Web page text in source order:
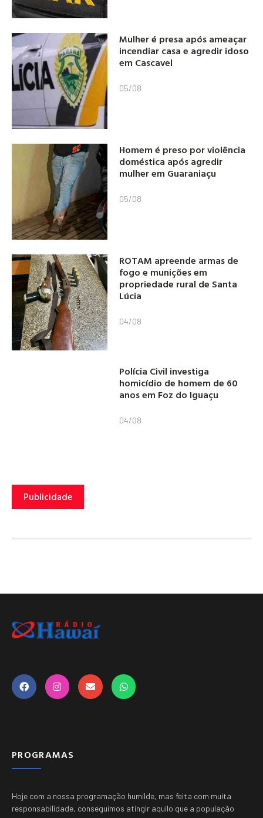
Mulher é presa após ameaçar
incendiar casa e agredir idoso
em Cascavel
05/08
Homem é preso por violência
doméstica após agredir
mulher em Guaraniaçu
05/08
ROTAM apreende armas de
fogo e munições em
propriedade rural de Santa
Lúcia
04/08
Polícia Civil investiga
homicídio de homem de 60
anos em Foz do Iguaçu
04/08
Publicidade
PROGRAMAS
Hoje com a nossa programação humilde, mas feita com muita
responsabilidade, conseguimos atingir aquilo que a população